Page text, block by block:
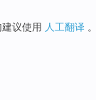
议使用 人工翻译